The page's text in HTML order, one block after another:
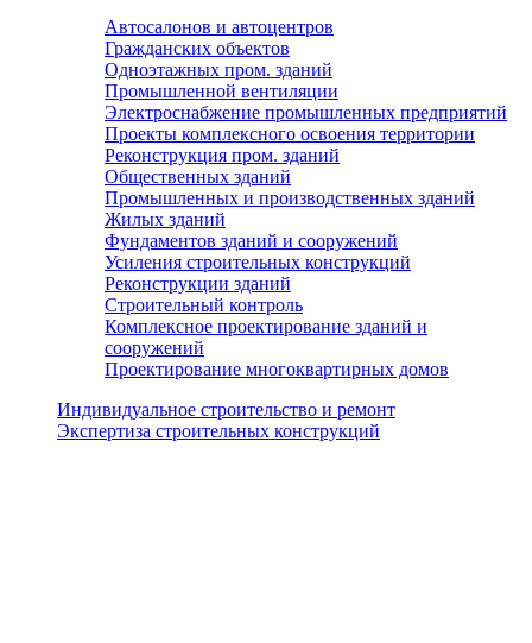
Автосалонов и автоцентров
Гражданских объектов
Одноэтажных пром. зданий
Промышленной вентиляции
Электроснабжение промышленных предприятий
Проекты комплексного освоения территории
Реконструкция пром. зданий
Общественных зданий
Промышленных и производственных зданий
Жилых зданий
Фундаментов зданий и сооружений
Усиления строительных конструкций
Реконструкции зданий
Строительный контроль
Комплексное проектирование зданий и
сооружений
Проектирование многоквартирных домов
Индивидуальное строительство и ремонт
Экспертиза строительных конструкций